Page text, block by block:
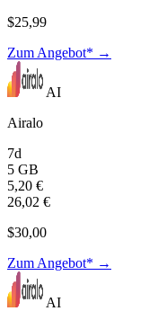
$25,99
Zum Angebot* →
AI
Airalo
7d
5 GB
5,20 €
26,02 €
$30,00
Zum Angebot* →
AI